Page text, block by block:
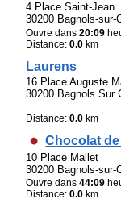
4 Place Saint-Jean
30200 Bagnols-sur-
Ouvre dans20:09
Distance:0.0 km
Laurens
16 Place Auguste
30200 Bagnols Sur
Distance:0.0 km
Chocolat
10 Place Mallet
30200 Bagnols-sur-
Ouvre dans44:09
Distance:0.0 km